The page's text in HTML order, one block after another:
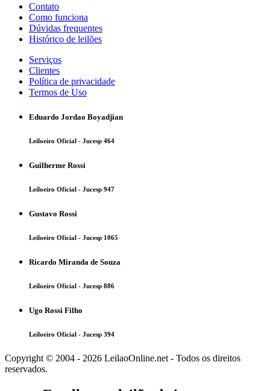
Contato
Como funciona
Dúvidas frequentes
Histórico de leilões
Serviços
Clientes
Política de privacidade
Termos de Uso
Eduardo Jordao Boyadjian
Leiloeiro Oficial - Jucesp 464
Guilherme Rossi
Leiloeiro Oficial - Jucesp 947
Gustavo Rossi
Leiloeiro Oficial - Jucesp 1065
Ricardo Miranda de Souza
Leiloeiro Oficial - Jucesp 886
Ugo Rossi Filho
Leiloeiro Oficial - Jucesp 394
Copyright © 2004 - 2026 LeilaoOnline.net - Todos os direitos
reservados.